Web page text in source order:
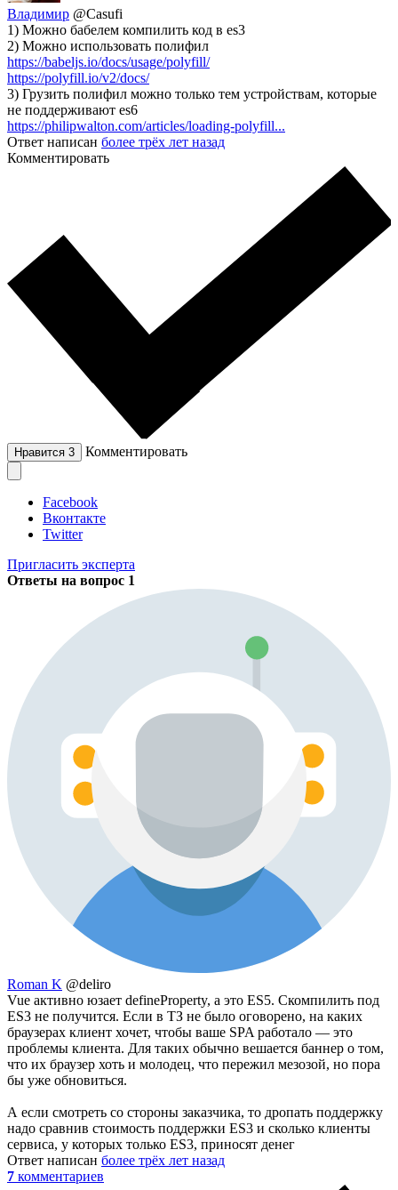
Владимир @Casufi
1) Можно бабелем компилить код в es3
2) Можно использовать полифил
https://babeljs.io/docs/usage/polyfill/
https://polyfill.io/v2/docs/
3) Грузить полифил можно только тем устройствам, которые
не поддерживают es6
https://philipwalton.com/articles/loading-polyfill...
Ответ написан более трёх лет назад
Комментировать
Нравится 3 Комментировать
Facebook
Вконтакте
Twitter
Пригласить эксперта
Ответы на вопрос 1
Roman K @deliro
Vue активно юзает defineProperty, а это ES5. Скомпилить под
ES3 не получится. Если в ТЗ не было оговорено, на каких
браузерах клиент хочет, чтобы ваше SPA работало — это
проблемы клиента. Для таких обычно вешается баннер о том,
что их браузер хоть и молодец, что пережил мезозой, но пора
бы уже обновиться.
А если смотреть со стороны заказчика, то дропать поддержку
надо сравнив стоимость поддержки ES3 и сколько клиенты
сервиса, у которых только ES3, приносят денег
Ответ написан более трёх лет назад
7 комментариев